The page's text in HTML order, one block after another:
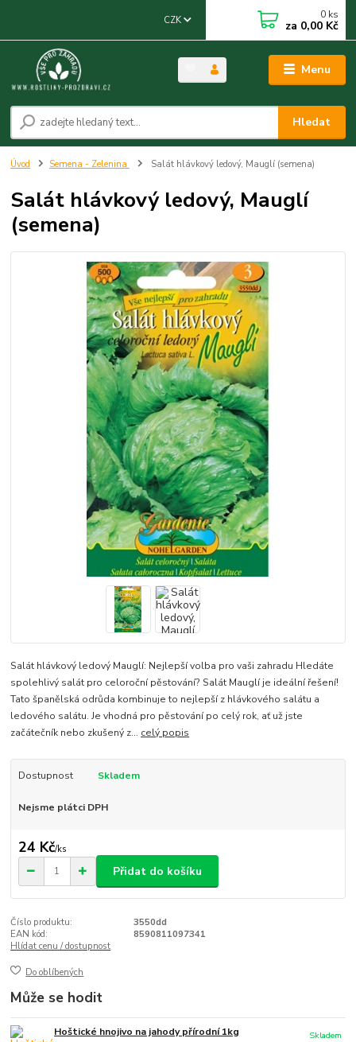
Menu
CZK
Hledat
0 ks
za 0,00 Kč
Úvod Semena - Zelenina Salát hlávkový ledový, Mauglí (semena)
Salát hlávkový ledový, Mauglí
(semena)
Salát hlávkový ledový Mauglí: Nejlepší volba pro vaši zahradu Hledáte
spolehlivý salát pro celoroční pěstování? Salát Mauglí je ideální řešení!
Tato španělská odrůda kombinuje to nejlepší z hlávkového salátu a
ledového salátu. Je vhodná pro pěstování po celý rok, ať už jste
začátečník nebo zkušený z... celý popis
Dostupnost Skladem
Nejsme plátci DPH
24 Kč/ks
Přidat do košíku
Číslo produktu:
3550dd
EAN kód:
8590811097341
Hlídat cenu / dostupnost
Do oblíbených
Může se hodit
Hoštické hnojivo na jahody přírodní 1kg
Skladem